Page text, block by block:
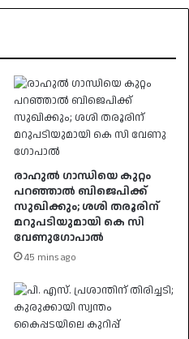
രാഹുൽ ​ഗാന്ധിയെ കുറ്റം
പറഞ്ഞാൽ ബിജെപിക്ക്
സുഖിക്കും; ശശി തരൂരിന്
മറുപടിയുമായി കെ സി
വേണു​ഗോപാൽ
45 mins ago